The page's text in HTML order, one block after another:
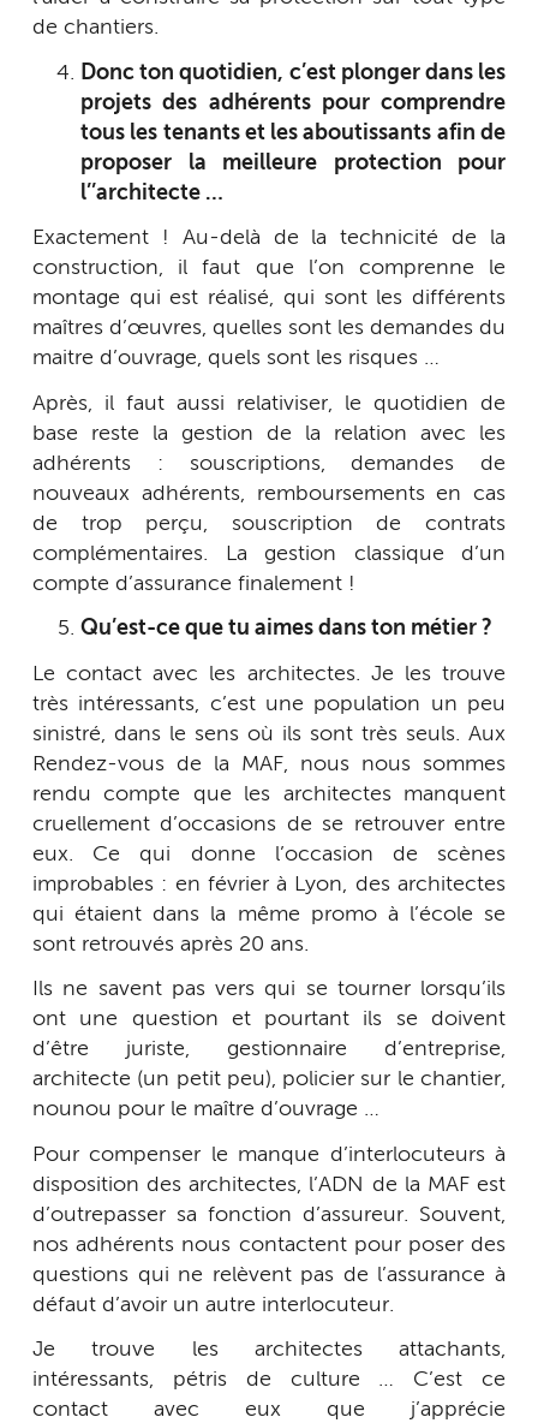
de chantiers.
Donc ton quotidien, c’est plonger dans les
projets des adhérents pour comprendre
tous les tenants et les aboutissants afin de
proposer la meilleure protection pour
l’’architecte …
Exactement ! Au-delà de la technicité de la
construction, il faut que l’on comprenne le
montage qui est réalisé, qui sont les différents
maîtres d’œuvres, quelles sont les demandes du
maitre d’ouvrage, quels sont les risques …
Après, il faut aussi relativiser, le quotidien de
base reste la gestion de la relation avec les
adhérents : souscriptions, demandes de
nouveaux adhérents, remboursements en cas
de trop perçu, souscription de contrats
complémentaires. La gestion classique d’un
compte d’assurance finalement !
Qu’est-ce que tu aimes dans ton métier ?
Le contact avec les architectes. Je les trouve
très intéressants, c’est une population un peu
sinistré, dans le sens où ils sont très seuls. Aux
Rendez-vous de la MAF, nous nous sommes
rendu compte que les architectes manquent
cruellement d’occasions de se retrouver entre
eux. Ce qui donne l’occasion de scènes
improbables : en février à Lyon, des architectes
qui étaient dans la même promo à l’école se
sont retrouvés après 20 ans.
Ils ne savent pas vers qui se tourner lorsqu’ils
ont une question et pourtant ils se doivent
d’être juriste, gestionnaire d’entreprise,
architecte (un petit peu), policier sur le chantier,
nounou pour le maître d’ouvrage …
Pour compenser le manque d’interlocuteurs à
disposition des architectes, l’ADN de la MAF est
d’outrepasser sa fonction d’assureur. Souvent,
nos adhérents nous contactent pour poser des
questions qui ne relèvent pas de l’assurance à
défaut d’avoir un autre interlocuteur.
Je trouve les architectes attachants,
intéressants, pétris de culture … C’est ce
contact avec eux que j’apprécie